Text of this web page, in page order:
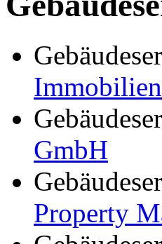
Immobilien
GmbH
Property